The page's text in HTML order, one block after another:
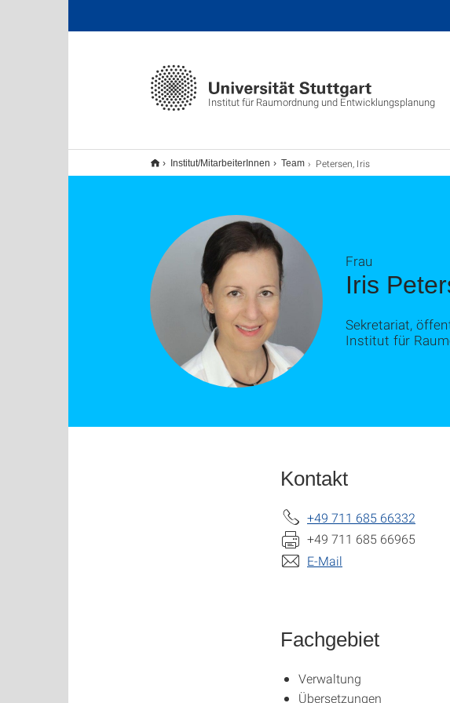
Institut für Raumordnung und Entwicklungsplanung
Institut/MitarbeiterInnen Team Petersen, Iris
Iris
Frau
Sekretariat,
Institut für
Kontakt
+49 711 685 66332
+49 711 685 66965
E-Mail
Fachgebiet
Verwaltung
Übersetzungen